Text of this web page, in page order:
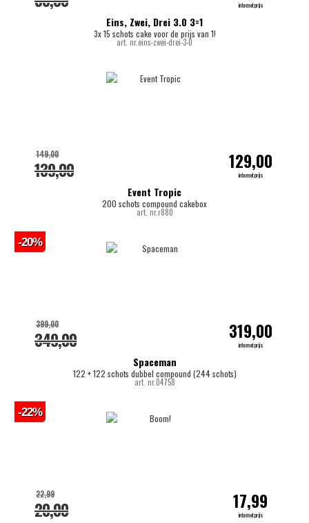
Eins, Zwei, Drei 3.0 3=1
3x 15 schots cake voor de prijs van 1!
art. nr.eins-zwei-drei-3-0
internetprijs
Event Tropic
200 schots compound cakebox
art. nr.r880
139,00
149,00 129,00
internetprijs
Spaceman
122 + 122 schots dubbel compound (244 schots)
art. nr.04758
349,00
399,00 319,00
internetprijs
-20%
20,00
22,99 17,99
internetprijs
-22%